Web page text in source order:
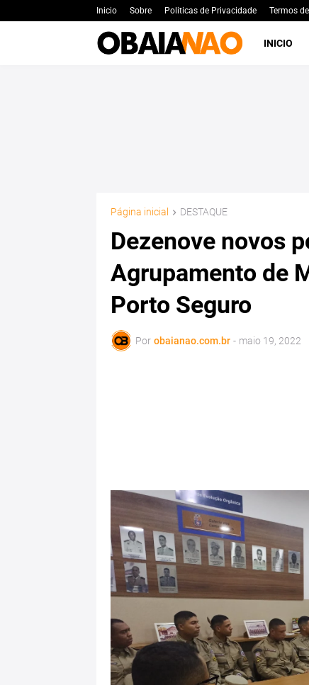
Inicio Sobre Politicas de Privacidade Termos
INICIO
Página inicial DESTAQUE
Dezenove novos
Agrupamento de
Porto Seguro
Por obaianao.com.br - maio 19, 2022